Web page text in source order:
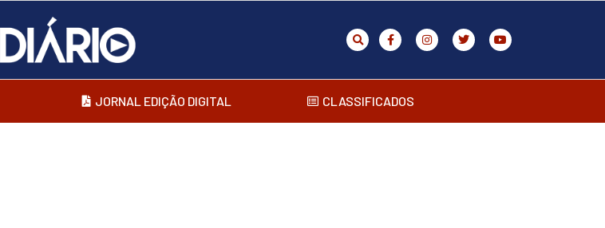
JORNAL EDIÇÃO DIGITAL CLASSIFICADOS